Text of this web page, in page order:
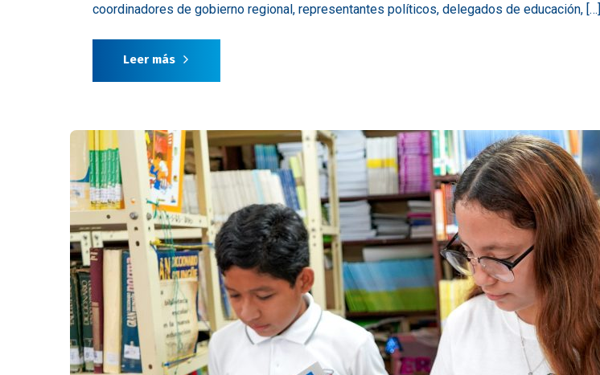
coordinadores de gobierno regional, representantes políticos, delegados de educación, […]
Leer más